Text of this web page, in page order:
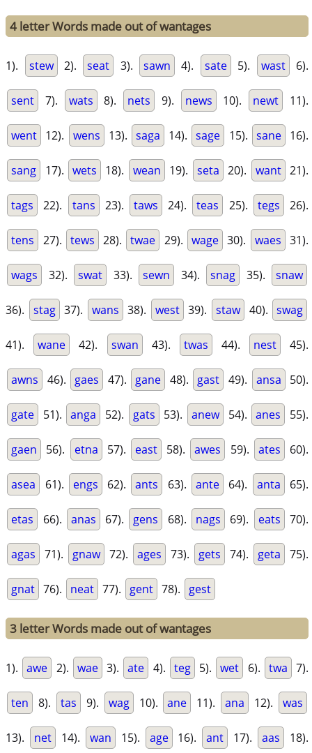
4 letter Words made out of wantages
1). stew 2). seat 3). sawn 4). sate 5). wast 6).
sent 7). wats 8). nets 9). news 10). newt 11).
went 12). wens 13). saga 14). sage 15). sane 16).
sang 17). wets 18). wean 19). seta 20). want 21).
tags 22). tans 23). taws 24). teas 25). tegs 26).
tens 27). tews 28). twae 29). wage 30). waes 31).
wags 32). swat 33). sewn 34). snag 35). snaw
36). stag 37). wans 38). west 39). staw 40). swag
41). wane 42). swan 43). twas 44). nest 45).
awns 46). gaes 47). gane 48). gast 49). ansa 50).
gate 51). anga 52). gats 53). anew 54). anes 55).
gaen 56). etna 57). east 58). awes 59). ates 60).
asea 61). engs 62). ants 63). ante 64). anta 65).
etas 66). anas 67). gens 68). nags 69). eats 70).
agas 71). gnaw 72). ages 73). gets 74). geta 75).
gnat 76). neat 77). gent 78). gest
3 letter Words made out of wantages
1). awe 2). wae 3). ate 4). teg 5). wet 6). twa 7).
ten 8). tas 9). wag 10). ane 11). ana 12). was
13). net 14). wan 15). age 16). ant 17). aas 18).